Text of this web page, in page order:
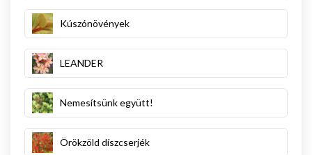
Kúszónövények
LEANDER
Nemesítsünk együtt!
Örökzöld díszcserjék